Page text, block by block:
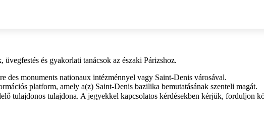
és gyakorlati tanácsok az északi Párizshoz.
des monuments nationaux intézménnyel vagy Saint‑Denis városával.
platform, amely a(z) Saint‑Denis bazilika bemutatásának szenteli magát.
tulajdonos tulajdona. A jegyekkel kapcsolatos kérdésekben kérjük, forduljon